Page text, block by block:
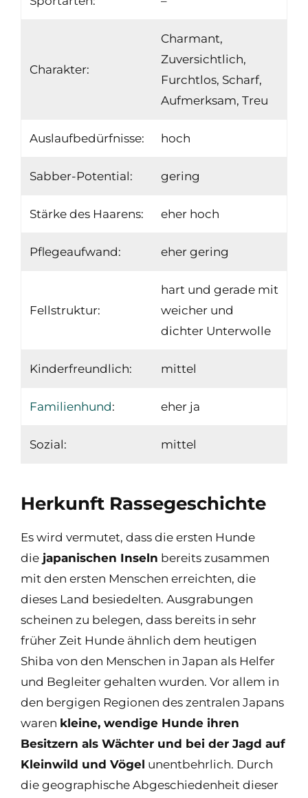
Charakter:
Charmant,
Zuversichtlich,
Furchtlos, Scharf,
Aufmerksam, Treu
Auslaufbedürfnisse: hoch
Sabber-Potential: gering
Stärke des Haarens: eher hoch
Pflegeaufwand: eher gering
Fellstruktur:
hart und gerade mit
weicher und
dichter Unterwolle
Kinderfreundlich: mittel
Familienhund: eher ja
Sozial: mittel
Herkunft Rassegeschichte
Es wird vermutet, dass die ersten Hunde
die japanischen Inseln bereits zusammen
mit den ersten Menschen erreichten, die
dieses Land besiedelten. Ausgrabungen
scheinen zu belegen, dass bereits in sehr
früher Zeit Hunde ähnlich dem heutigen
Shiba von den Menschen in Japan als Helfer
und Begleiter gehalten wurden. Vor allem in
den bergigen Regionen des zentralen Japans
waren kleine, wendige Hunde ihren
Besitzern als Wächter und bei der Jagd auf
Kleinwild und Vögel unentbehrlich. Durch
die geographische Abgeschiedenheit dieser